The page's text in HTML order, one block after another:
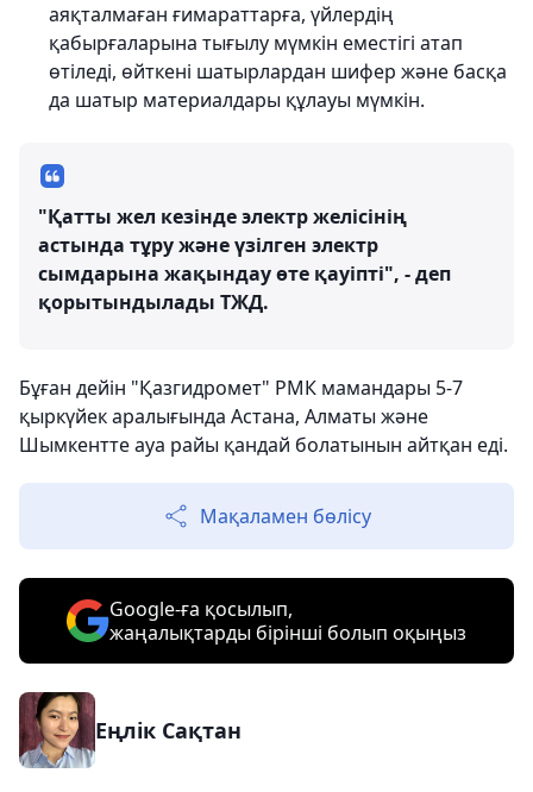
аяқталмаған ғимараттарға, үйлердің
қабырғаларына тығылу мүмкін еместігі атап
өтіледі, өйткені шатырлардан шифер және басқа
да шатыр материалдары құлауы мүмкін.
"Қатты жел кезінде электр желісінің
астында тұру және үзілген электр
сымдарына жақындау өте қауіпті", - деп
қорытындылады ТЖД.
Бұған дейін "Қазгидромет" РМК мамандары 5-7
қыркүйек аралығында Астана, Алматы және
Шымкентте ауа райы қандай болатынын айтқан еді.
Мақаламен бөлісу
Google-ға қосылып,
жаңалықтарды бірінші болып оқыңыз
Еңлік Сақтан